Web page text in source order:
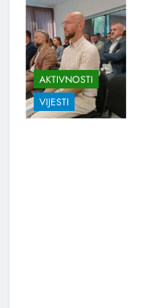
AKTIVNOSTI
VIJESTI